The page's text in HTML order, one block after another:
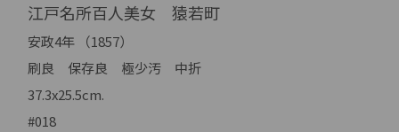
江戸名所百人美女 猿若町
安政4年 （1857）
刷良 保存良 極少汚 中折
37.3x25.5cm.
#018